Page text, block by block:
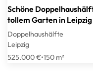
Schöne
tollem Garten in
Doppelhaushälfte
Leipzig
525.000 €•150 m²